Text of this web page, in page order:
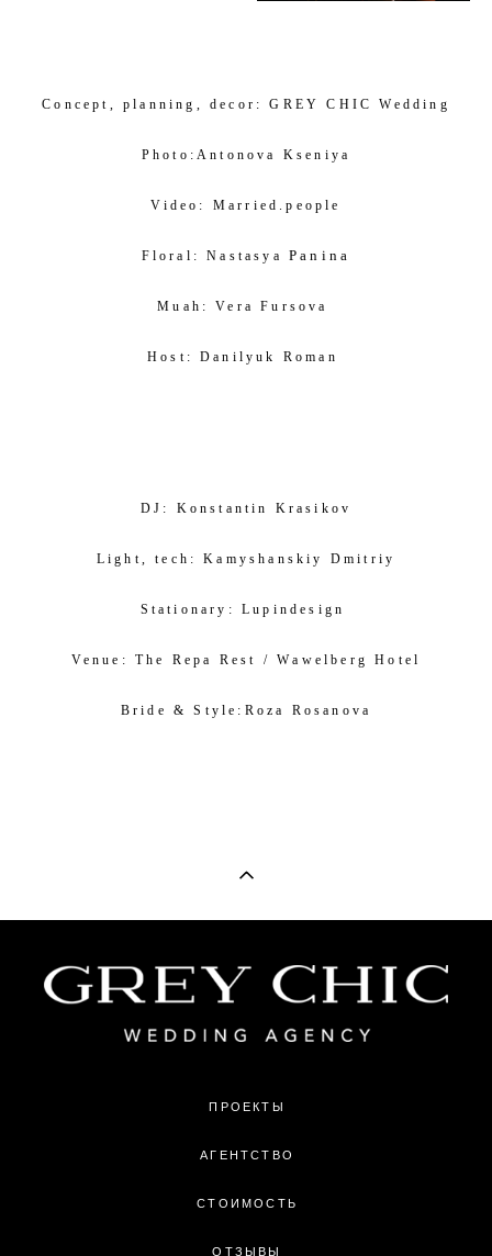
Concept, planning, decor:GREY CHIC Wedding
Photo: Antonova Kseniya
Video: Married.people
Floral:NastasyaPanina
Muah:Vera Fursova
Host:Danilyuk Roman
DJ: Konstantin Krasikov
Light, tech:Kamyshanskiy Dmitriy
Stationary: Lupindesign
Venue:The Repa Rest /Wawelberg Hotel
Bride & Style: Roza Rosanova
ПРОЕКТЫ
АГЕНТСТВО
СТОИМОСТЬ
ОТЗЫВЫ